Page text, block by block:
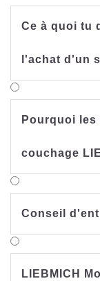
Ce à quoi tu
l'achat d'un
Pourquoi les
couchage
Conseil
LIEBMICH